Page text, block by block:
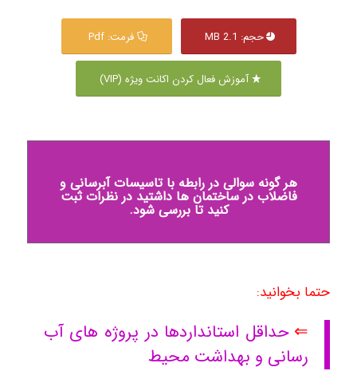
حجم: 2.1 MB فرمت: Pdf
آموزش فعال کردن اکانت ویژه (VIP)
هر گونه سوالی در رابطه با تاسیسات آبرسانی و
فاضلاب در ساختمان ها داشتید در نظرات ثبت
کنید تا بررسی شود.
حتما بخوانید:
⇐حداقل استانداردها در پروژه های آب
رسانی و بهداشت محیط